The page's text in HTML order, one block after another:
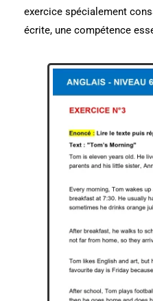
exercice spécialement
écrite, une compétence